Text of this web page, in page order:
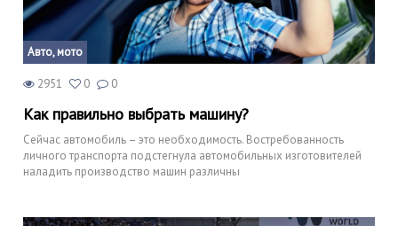
Авто, мото
2951 0 0
Как правильно выбрать машину?
Сейчас автомобиль – это необходимость. Востребованность
личного транспорта подстегнула автомобильных изготовителей
наладить производство машин различны